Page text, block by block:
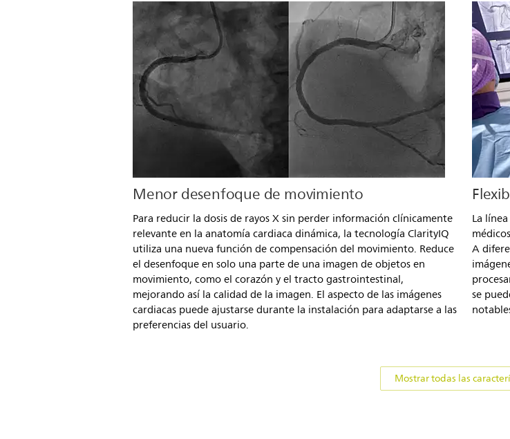
Menor desenfoque de movimiento
Para reducir la dosis de rayos X sin perder información clínicamente
relevante en la anatomía cardiaca dinámica, la tecnología ClarityIQ
utiliza una nueva función de compensación del movimiento. Reduce
el desenfoque en solo una parte de una imagen de objetos en
movimiento, como el corazón y el tracto gastrointestinal,
mejorando así la calidad de la imagen. El aspecto de las imágenes
cardiacas puede ajustarse durante la instalación para adaptarse a las
preferencias del usuario.
La
A
se
Mostrar todas las